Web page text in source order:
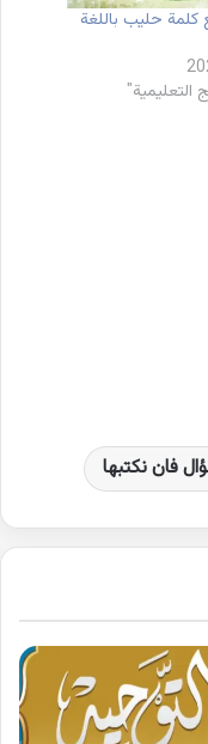
حليب باللغة
التعليمية"
فان نكتبها